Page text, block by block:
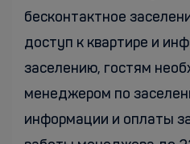
бесконтактное
доступ к квартире и
заселению, гостям
менеджером по
информации и оплаты